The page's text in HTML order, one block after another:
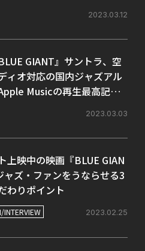
2023.03.12
GIANT』サントラ、空
ィオ対応の国内ジャズアル
Musicの再生最高記録
2023.03.03
上映中の映画『BLUE GIAN
ャズ・ファンをうならせる3
わりポイント
INTERVIEW 2023.02.25